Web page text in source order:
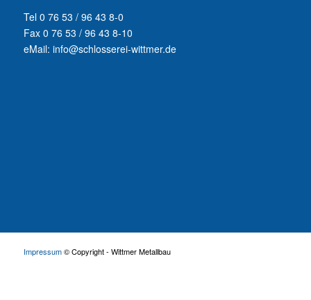
Tel 0 76 53 / 96 43 8-0
Fax 0 76 53 / 96 43 8-10
eMail: info@schlosserei-wittmer.de
Impressum© Copyright - Wittmer Metallbau